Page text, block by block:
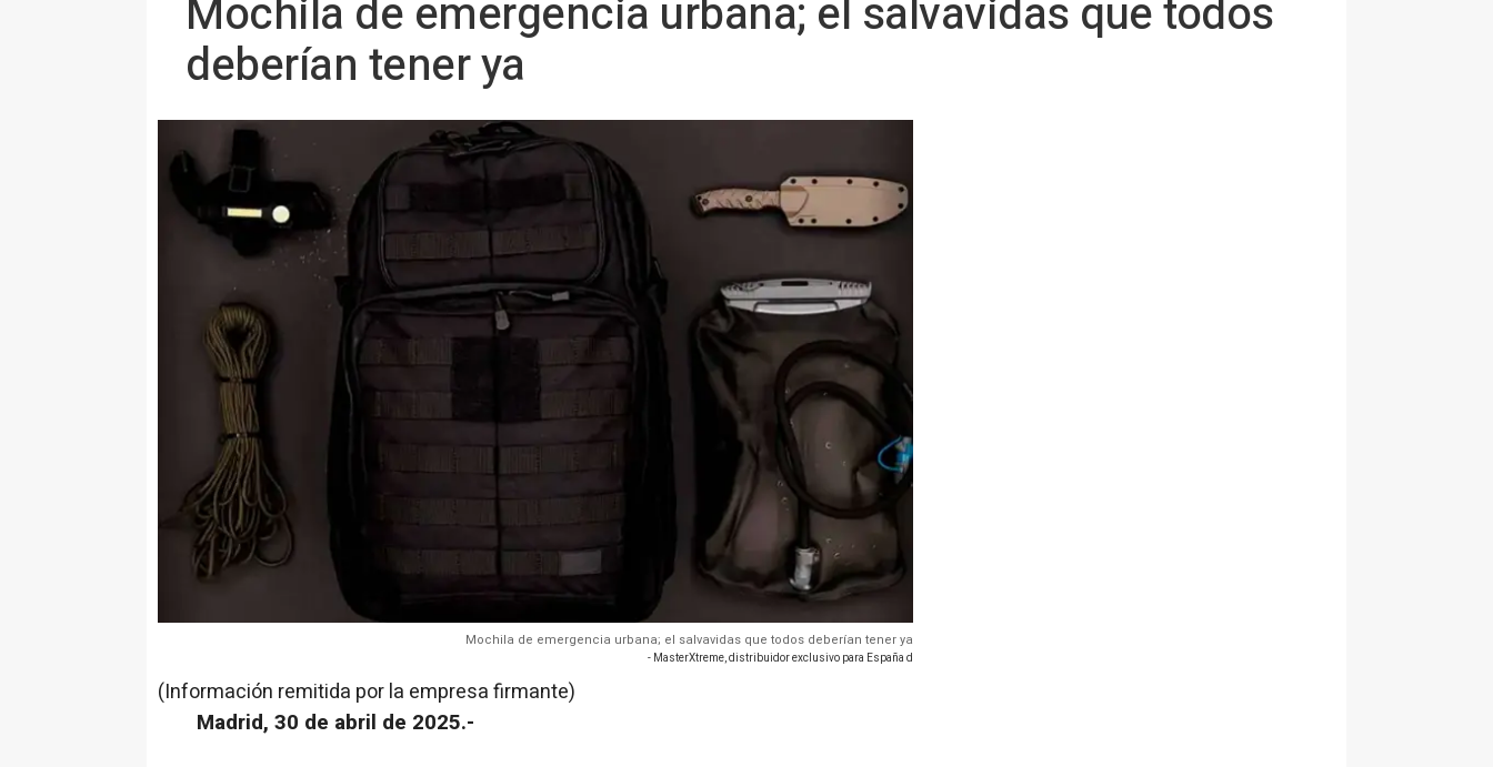
Mochila de emergencia urbana; el salvavidas que todos
deberían tener ya
Mochila de emergencia urbana; el salvavidas que todos deberían tener ya
- MasterXtreme, distribuidor exclusivo para España d
(Información remitida por la empresa firmante)
Madrid, 30 de abril de 2025.-